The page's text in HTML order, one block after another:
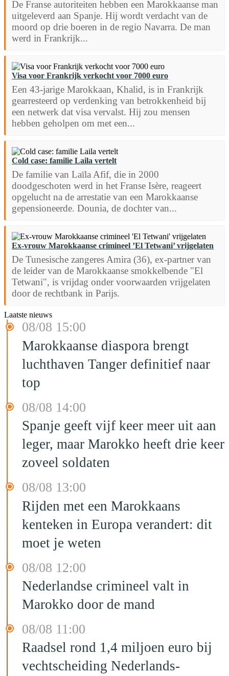
De Franse autoriteiten hebben een Marokkaanse man
uitgeleverd aan Spanje. Hij wordt verdacht van de
moord op drie boeren in de regio Navarra. De man
werd in Frankrijk...
Visa voor Frankrijk verkocht voor 7000 euro
Een 43-jarige Marokkaan, Khalid, is in Frankrijk
gearresteerd op verdenking van betrokkenheid bij
een netwerk dat visa vervalst. Hij zou mensen
hebben geholpen om met een...
Cold case: familie Laila vertelt
De familie van Laïla Afif, die in 2000
doodgeschoten werd in het Franse Isère, reageert
opgelucht na de arrestatie van een Marokkaanse
gepensioneerde. Dounia, de dochter van...
Ex-vrouw Marokkaanse crimineel ’El Tetwani’ vrijgelaten
De Tunesische zangeres Amira (36), ex-partner van
de leider van de Marokkaanse smokkelbende "El
Tetwani", is vrijdag onder voorwaarden vrijgelaten
door de rechtbank in Parijs.
Laatste nieuws
08/08 15:00
Marokkaanse diaspora brengt
luchthaven Tanger definitief naar
top
08/08 14:00
Spanje geeft vijf keer meer uit aan
leger, maar Marokko heeft drie keer
zoveel soldaten
08/08 13:00
Rijden met een Marokkaans
kenteken in Europa verandert: dit
moet je weten
08/08 12:00
Nederlandse crimineel valt in
Marokko door de mand
08/08 11:00
Raadsel rond 1,4 miljoen euro bij
vechtscheiding Nederlands-